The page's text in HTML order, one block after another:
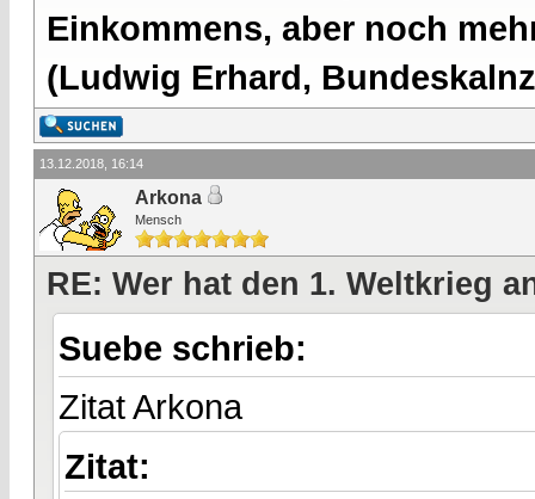
Einkommens, aber noch
(Ludwig Erhard,
13.12.2018, 16:14
Arkona
Mensch
RE: Wer hat den 1. Weltkrieg
Suebe schrieb:
Zitat Arkona
Zitat: